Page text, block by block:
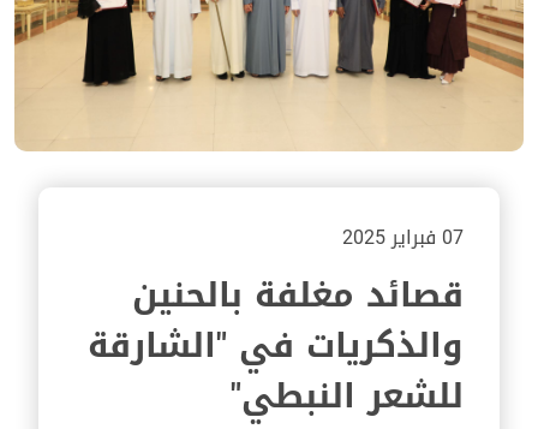
07 فبراير 2025
قصائد مغلفة بالحنين
والذكريات في "الشارقة
للشعر النبطي"